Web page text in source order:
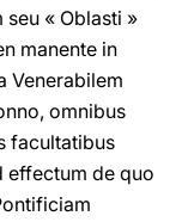
« Oblasti »
manente in
Venerabilem
omnibus
facultatibus
effectum de quo